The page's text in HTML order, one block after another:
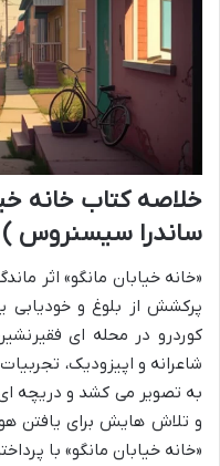
خلاصه کتاب خانه
ساندرا سیسنروس )
«خانه خیابان مانگو» اثر
پرکشش از بلوغ و خودیابی
کوردرو در محله ای
شاعرانه و اپیزودیک،
به تصویر می کشد و دریچه ای
و تلاش هایش برای یافتن
«خانه خیابان مانگو» با